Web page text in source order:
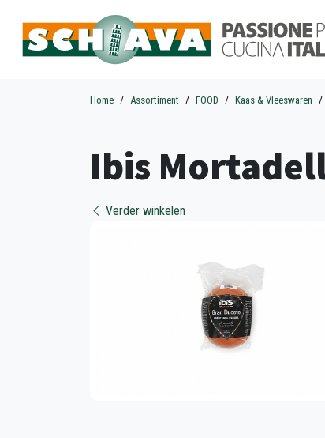
Home Assortiment FOOD Kaas & Vleeswaren
Ibis
Verder winkelen